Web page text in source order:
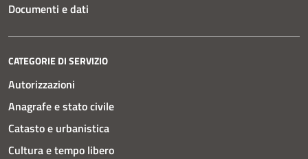
Documenti e dati
CATEGORIE DI SERVIZIO
Autorizzazioni
Anagrafe e stato civile
Catasto e urbanistica
Cultura e tempo libero